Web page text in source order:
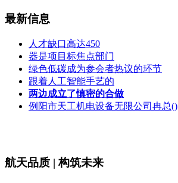
最新信息
人才缺口高达450
器是项目标焦点部门
绿色低碳成为参会者热议的环节
跟着人工智能手艺的
两边成立了慎密的合做
例阳市天工机电设备无限公司冉总()
航天品质 | 构筑未来